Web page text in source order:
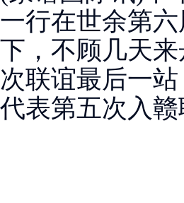
一行在世余第
下，不顾几天
次联谊最后一
代表第五次入赣